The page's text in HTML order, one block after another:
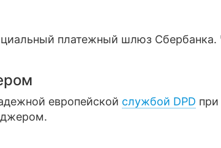
платежный шлюз
европейской службой DPD при